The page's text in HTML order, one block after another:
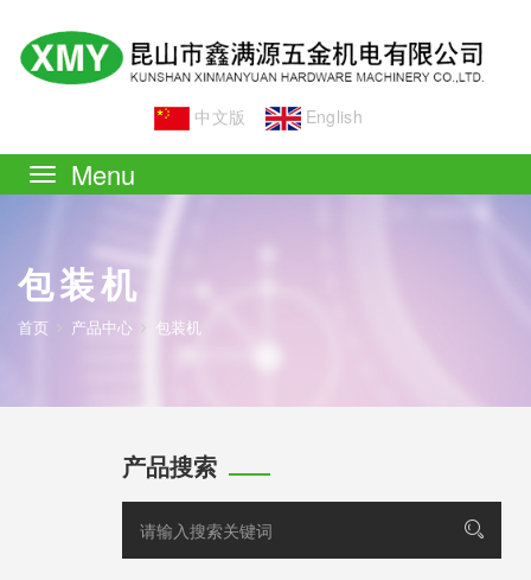
中文版 English
navigation
包装机
首页 产品中心 包装机
产品搜索